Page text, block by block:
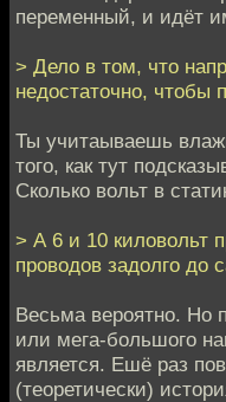
переменный, и идёт
> Дело в том, что
недостаточно, чтобы
Ты учитаываешь
того, как тут
Сколько вольт в
> А 6 и 10 киловольт
проводов задолго до
Весьма вероятно. Но
или мега-большого
является. Ешё раз
(теоретически)